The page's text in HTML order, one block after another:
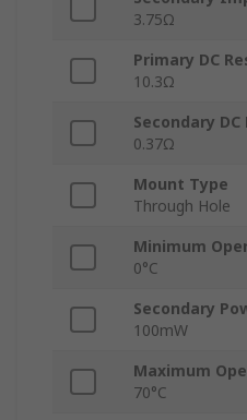
3.75Ω
Primary DC
10.3Ω
Secondary
0.37Ω
Mount Type
Through Hole
Minimum
0°C
Secondary
100mW
Maximum
70°C